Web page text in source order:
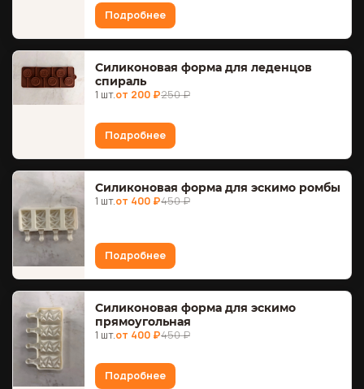
Подробнее
Силиконовая форма для леденцов
спираль
1 шт.от 200 ₽250 ₽
Подробнее
Силиконовая форма для эскимо ромбы
1 шт.от 400 ₽450 ₽
Подробнее
Силиконовая форма для эскимо
прямоугольная
1 шт.от 400 ₽450 ₽
Подробнее